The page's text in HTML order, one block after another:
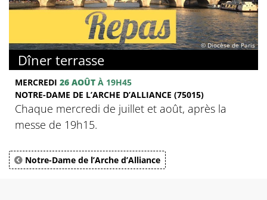
© Diocèse de Paris
Dîner terrasse
MERCREDI 26 AOÛT À 19H45
NOTRE-DAME DE L’ARCHE D’ALLIANCE (75015)
Chaque mercredi de juillet et août, après la
messe de 19h15.
Notre-Dame de l’Arche d’Alliance